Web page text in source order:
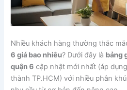
Nhiều khách hàng thường thắc
6 giá bao nhiêu? Dưới đây là bảng
quận 6 cập nhật mới nhất (áp
thành TP.HCM) với nhiều phân